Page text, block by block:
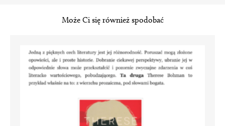
Może Ci się również spodobać